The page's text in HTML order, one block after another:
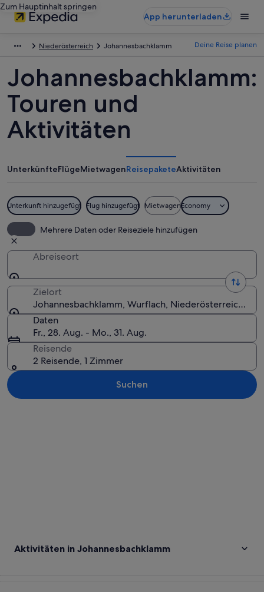
Zum Hauptinhalt springen
App herunterladen
Niederösterreich Johannesbachklamm Deine Reise planen
Johannesbachklamm:
Touren und
Aktivitäten
UnterkünfteFlügeMietwagenReisepaketeAktivitäten
Unterkunft hinzugefügt Flug hinzugefügt MietwagenEconomy
Mehrere Daten oder Reiseziele hinzufügen
Abreiseort
Zielort
Johannesbachklamm, Wurflach, Niederösterreich,
Daten
Fr., 28. Aug. - Mo., 31. Aug.
Reisende
2 Reisende, 1 Zimmer
Suchen
Aktivitäten in Johannesbachklamm